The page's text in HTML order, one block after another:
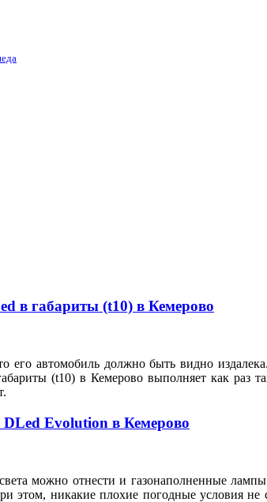
в габариты (t10) в Кемерово
его автомобиль должно быть видно
(t10) в Кемерово выполняет как раз
Evolution в Кемерово
можно отнести и газонаполненные
этом, никакие плохие погодные условия